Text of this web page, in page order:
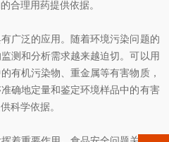
合理用药提供依据。
泛的应用。随着环境污染问题的
测和分析需求越来越迫切。可以用
有机污染物、重金属等有害物质，
确地定量和鉴定环境样品中的有害
科学依据。